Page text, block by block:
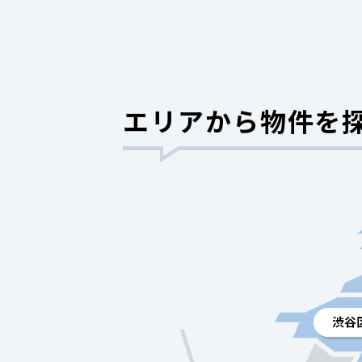
エリアから物件を